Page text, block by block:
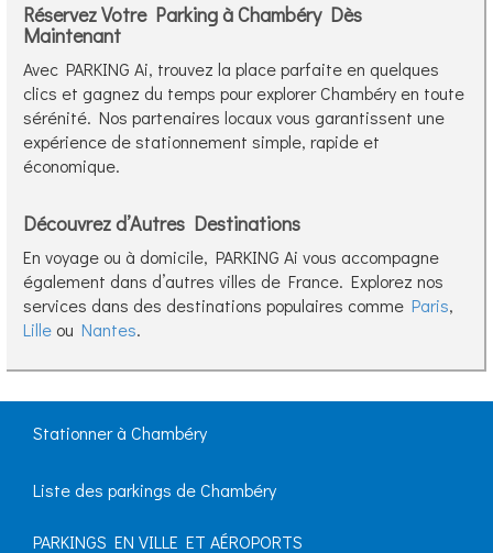
Réservez Votre Parking à Chambéry Dès
Maintenant
Avec PARKING Ai, trouvez la place parfaite en quelques
clics et gagnez du temps pour explorer Chambéry en toute
sérénité. Nos partenaires locaux vous garantissent une
expérience de stationnement simple, rapide et
économique.
Découvrez d’Autres Destinations
En voyage ou à domicile, PARKING Ai vous accompagne
également dans d’autres villes de France. Explorez nos
services dans des destinations populaires comme Paris,
Lille ou Nantes.
Stationner à Chambéry
Liste des parkings de Chambéry
PARKINGS EN VILLE ET AÉROPORTS